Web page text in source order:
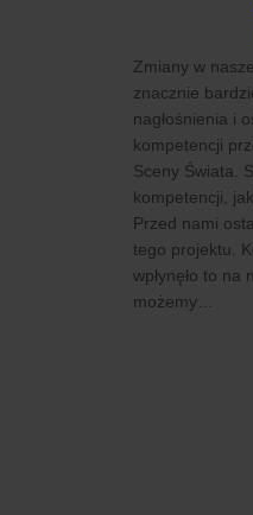
Zmiany w
znacznie
nagłośnienia i
kompetencji
Sceny Świata.
kompetencji,
Przed nami
tego projektu.
wpłynęło to
możemy…